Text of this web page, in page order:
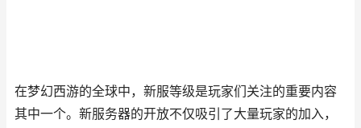
在梦幻西游的全球中，新服等级是玩家们关注的重要内容
其中一个。新服务器的开放不仅吸引了大量玩家的加入，